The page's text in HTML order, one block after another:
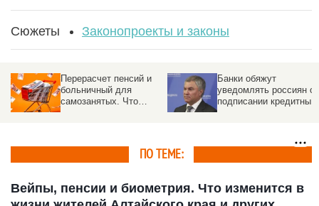
Сюжеты Законопроекты и законы
Перерасчет пенсий и
больничный для
самозанятых. Что
Банки обяжут
уведомлять россиян о
подписании кредитных
ПО ТЕМЕ:
Вейпы, пенсии и биометрия. Что изменится в